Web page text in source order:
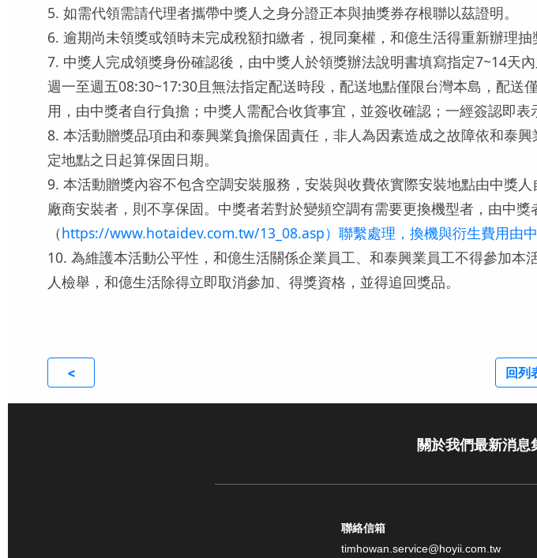
5. 如需代領需請代理者攜帶中獎人之身分證正本與抽獎券存根聯以茲證明。
6. 逾期尚未領獎或領時未完成稅額扣繳者，視同棄權，和億生活得重新辦理抽
7. 中獎人完成領獎身份確認後，由中獎人於領獎辦法說明書填寫指定7~14天
週一至週五08:30~17:30且無法指定配送時段，配送地點僅限台灣本島，配
用，由中獎者自行負擔；中獎人需配合收貨事宜，並簽收確認；一經簽認即
8. 本活動贈獎品項由和泰興業負擔保固責任，非人為因素造成之故障依和泰
定地點之日起算保固日期。
9. 本活動贈獎內容不包含空調安裝服務，安裝與收費依實際安裝地點由中獎
廠商安裝者，則不享保固。中獎者若對於變頻空調有需要更換機型者，由中
（https://www.hotaidev.com.tw/13_08.asp）聯繫處理，換機與衍生費用由
10. 為維護本活動公平性，和億生活關係企業員工、和泰興業員工不得參加
人檢舉，和億生活除得立即取消參加、得獎資格，並得追回獎品。
< 回列
關於我們最新消息
聯絡信箱
timhowan.service@hoyii.com.tw